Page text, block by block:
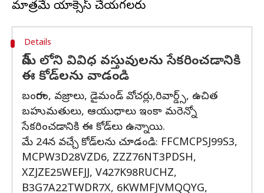
Details
గేమ్ లోని వివిధ వస్తువులను సేకరించడానికి
ఈ కోడ్‌లను వాడండి
బంగారం, వజ్రాలు, డైమండ్ వోచర్లు,రివార్డ్స్, ఉచిత
బహుమతులు, ఆయుధాలు ఇంకా మరెన్నో
సేకరించడానికి ఈ కోడ్‌లు ఉన్నాయి.
మే 24న వచ్చే కోడ్‌లను చూడండి: FFCMCPSJ99S3,
MCPW3D28VZD6, ZZZ76NT3PDSH,
XZJZE25WEFJJ, V427K98RUCHZ,
B3G7A22TWDR7X, 6KWMFJVMQQYG,